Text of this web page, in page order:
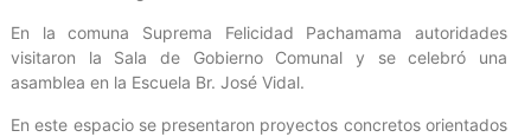
En la comuna Suprema Felicidad Pachamama autoridades
visitaron la Sala de Gobierno Comunal y se celebró una
asamblea en la Escuela Br. José Vidal.
En este espacio se presentaron proyectos concretos orientados